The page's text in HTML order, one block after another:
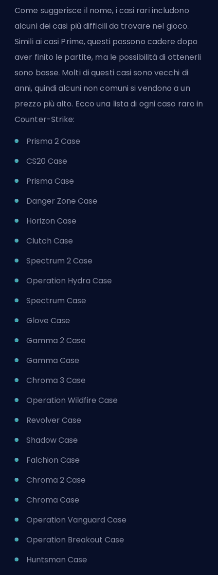
Come suggerisce il nome, i casi rari includono
alcuni dei casi più difficili da trovare nel gioco.
Simili ai casi Prime, questi possono cadere dopo
aver finito le partite, ma le possibilità di ottenerli
sono basse. Molti di questi casi sono vecchi di
anni, quindi alcuni non comuni si vendono a un
prezzo più alto. Ecco una lista di ogni caso raro in
Counter-Strike:
Prisma 2 Case
CS20 Case
Prisma Case
Danger Zone Case
Horizon Case
Clutch Case
Spectrum 2 Case
Operation Hydra Case
Spectrum Case
Glove Case
Gamma 2 Case
Gamma Case
Chroma 3 Case
Operation Wildfire Case
Revolver Case
Shadow Case
Falchion Case
Chroma 2 Case
Chroma Case
Operation Vanguard Case
Operation Breakout Case
Huntsman Case